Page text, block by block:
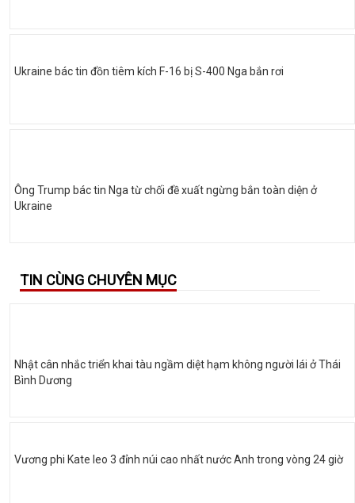
Ukraine bác tin đồn tiêm kích F-16 bị S-400 Nga bắn rơi
Ông Trump bác tin Nga từ chối đề xuất ngừng bắn toàn diện ở
Ukraine
TIN CÙNG CHUYÊN MỤC
Nhật cân nhắc triển khai tàu ngầm diệt hạm không người lái ở Thái
Bình Dương
Vương phi Kate leo 3 đỉnh núi cao nhất nước Anh trong vòng 24 giờ